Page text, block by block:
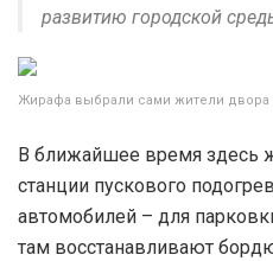
развитию городской
Жирафа выбрали сами жители двора
В ближайшее время здесь
станции пускового
автомобилей – для
там восстанавливают